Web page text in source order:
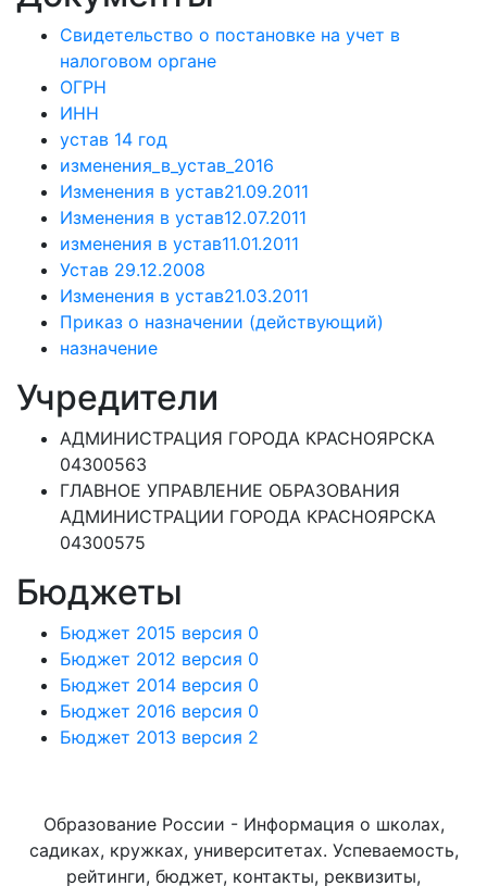
Свидетельство о постановке на учет в
налоговом органе
ОГРН
ИНН
устав 14 год
изменения_в_устав_2016
Изменения в устав21.09.2011
Изменения в устав12.07.2011
изменения в устав11.01.2011
Устав 29.12.2008
Изменения в устав21.03.2011
Приказ о назначении (действующий)
назначение
Учредители
АДМИНИСТРАЦИЯ ГОРОДА КРАСНОЯРСКА
04300563
ГЛАВНОЕ УПРАВЛЕНИЕ ОБРАЗОВАНИЯ
АДМИНИСТРАЦИИ ГОРОДА КРАСНОЯРСКА
04300575
Бюджеты
Бюджет 2015 версия 0
Бюджет 2012 версия 0
Бюджет 2014 версия 0
Бюджет 2016 версия 0
Бюджет 2013 версия 2
Образование России - Информация о школах,
садиках, кружках, университетах. Успеваемость,
рейтинги, бюджет, контакты, реквизиты,